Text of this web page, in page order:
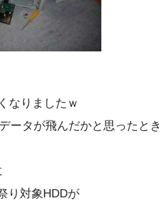
なりましたｗ
ータが飛んだかと思ったとき
り対象HDDが